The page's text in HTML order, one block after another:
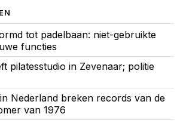
tot padelbaan: niet-gebruikte
functies
pilatesstudio in Zevenaar; politie
Nederland breken records van de
van 1976